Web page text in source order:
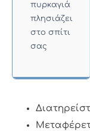
πυρκαγιά
πλησιάζει
στο σπίτι
σας